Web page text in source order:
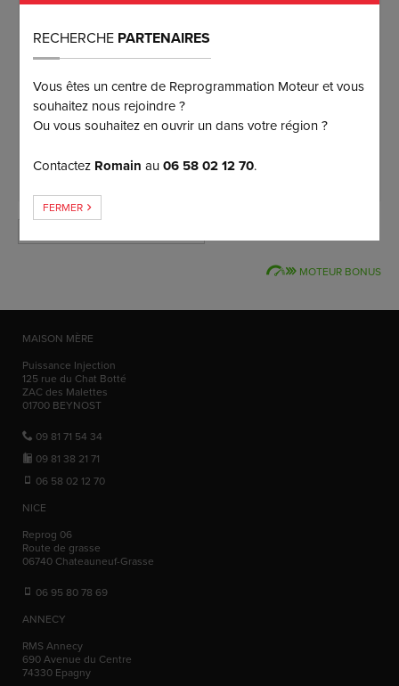
1.2 TCe 115
1.2 TCe 130
130ch
MOTEUR BONUS
RECHERCHE PARTENAIRES
Vous êtes un centre de Reprogrammation Moteur et vous
souhaitez nous rejoindre ?
Ou vous souhaitez en ouvrir un dans votre région ?
Contactez Romain au06 58 02 12 70.
FERMER
MAISON MÈRE
Puissance Injection
125 rue du Chat Botté
ZAC des Malettes
01700 BEYNOST
09 81 71 54 34
09 81 38 21 71
06 58 02 12 70
NICE
Reprog 06
Route de grasse
06740 Chateauneuf-Grasse
06 95 80 78 69
ANNECY
RMS Annecy
690 Avenue du Centre
74330 Epagny